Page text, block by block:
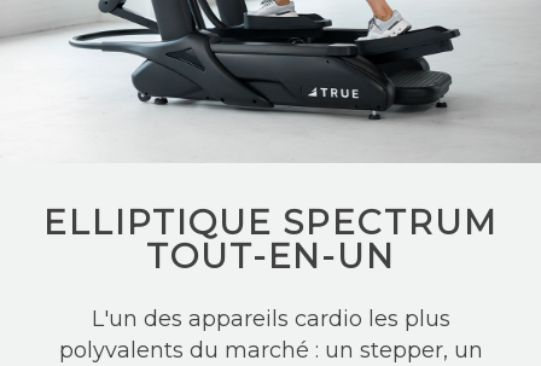
ELLIPTIQUE SPECTRUM
TOUT-EN-UN
L'un des appareils cardio les plus
polyvalents du marché : un stepper, un